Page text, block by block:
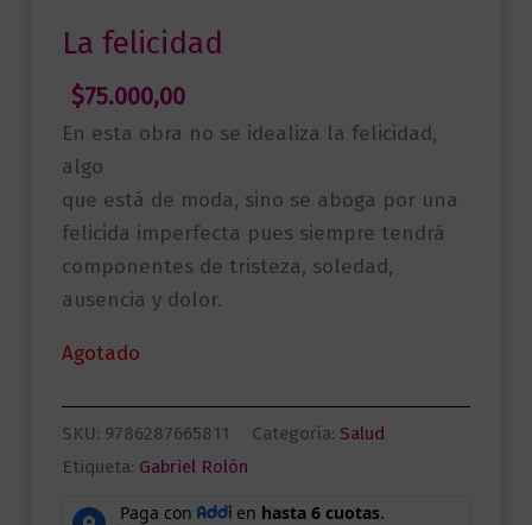
La felicidad
$75.000,00
En esta obra no se idealiza la felicidad,
algo
que está de moda, sino se aboga por una
felicida imperfecta pues siempre tendrá
componentes de tristeza, soledad,
ausencia y dolor.
Agotado
SKU: 9786287665811 Categoría: Salud
Etiqueta: Gabriel Rolón